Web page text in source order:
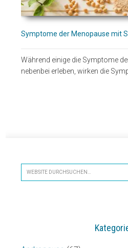
Symptome der Menopause mit
Während einige die Symptome
nebenbei erleben, wirken die
Website
durchsuchen…